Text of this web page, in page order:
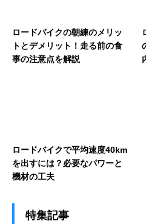
ロードバイクの朝練のメリッ
トとデメリット！走る前の食
事の注意点を解説
ロードバイクで平均速度40km
を出すには？必要なパワーと
機材の工夫
特集記事